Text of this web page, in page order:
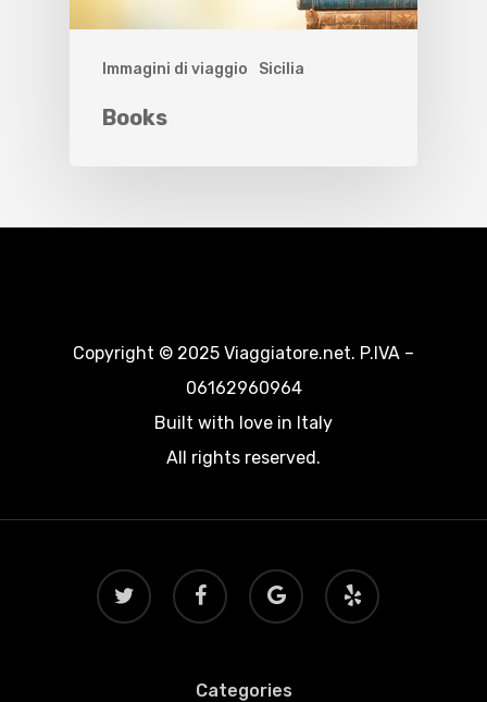
Immagini di viaggio Sicilia
Books
Copyright © 2025 Viaggiatore.net. P.IVA –
06162960964
Built with love in Italy
All rights reserved.
twitter facebook
google-
plus
yelp
Categories